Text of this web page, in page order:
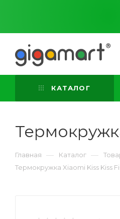
КАТАЛОГ
Главная — Каталог —
Термокружка Xiaomi Kiss Kiss